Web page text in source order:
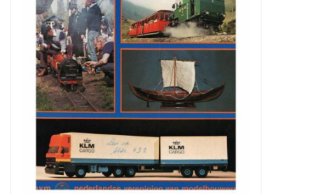
Neue Zeichnungen
NEUE ZEITSCHRIFTEN
ABONNEMENT DER
MODELLBAUER
Baubeschreibungen